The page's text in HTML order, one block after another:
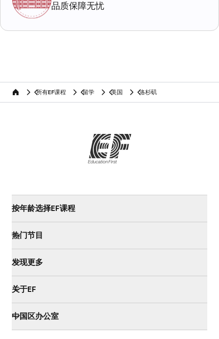
品质保障无忧
home 所有EF课程 留学 美国 洛杉矶
按年龄选择EF课程
热门节目
发现更多
关于EF
中国区办公室